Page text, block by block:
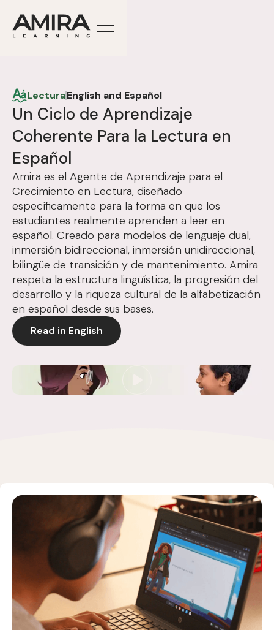
LecturaEnglish and Español
Un Ciclo de Aprendizaje
Coherente Para la Lectura en
Español
Amira es el Agente de Aprendizaje para el
Crecimiento en Lectura, diseñado
específicamente para la forma en que los
estudiantes realmente aprenden a leer en
español. Creado para modelos de lenguaje dual,
inmersión bidireccional, inmersión unidireccional,
bilingüe de transición y de mantenimiento. Amira
respeta la estructura lingüística, la progresión del
desarrollo y la riqueza cultural de la alfabetización
en español desde sus bases.
Read in English